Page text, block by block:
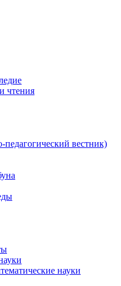
чтения
вестник)
науки